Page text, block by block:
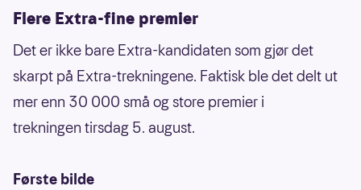
Flere Extra-fine premier
Det er ikke bare Extra-kandidaten som gjør det
skarpt på Extra-trekningene. Faktisk ble det delt ut
mer enn 30 000 små og store premier i
trekningen tirsdag 5. august.
Første bilde